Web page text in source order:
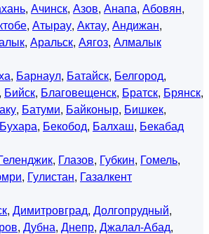
, Ачинск, Азов, Анапа, Абовян,
, Атырау, Актау, Андижан,
, Аральск, Аягоз, Алмалык
, Барнаул, Батайск, Белгород,
, Бийск, Благовещенск, Братск, Брянск,
, Батуми, Байконыр, Бишкек,
Бухара, Бекобод, Балхаш, Бекабад
, Глазов, Губкин, Гомель,
, Гулистан, Газалкент
, Димитровград, Долгопрудный,
, Дубна, Днепр, Джалал-Абад,